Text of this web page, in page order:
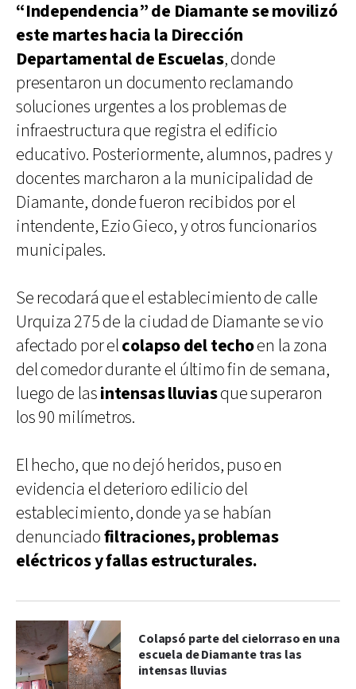
“Independencia” de Diamante se movilizó
este martes hacia la Dirección
Departamental de Escuelas, donde
presentaron un documento reclamando
soluciones urgentes a los problemas de
infraestructura que registra el edificio
educativo. Posteriormente, alumnos, padres y
docentes marcharon a la municipalidad de
Diamante, donde fueron recibidos por el
intendente, Ezio Gieco, y otros funcionarios
municipales.
Se recodará que el establecimiento de calle
Urquiza 275 de la ciudad de Diamante se vio
afectado por elcolapso del techoen la zona
del comedor durante el último fin de semana,
luego de lasintensas lluviasque superaron
los 90 milímetros.
El hecho, que no dejó heridos, puso en
evidencia el deterioro edilicio del
establecimiento, donde ya se habían
denunciadofiltraciones, problemas
eléctricos y fallas estructurales.
Colapsó parte del cielorraso en una
escuela de Diamante tras las
intensas lluvias